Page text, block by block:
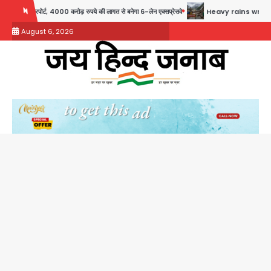
content
4000 करोड़ रुपये की लागत से बनेगा 6-लेन एक्सप्रेसवे Heavy rains wreak havoc in
August 6, 2026